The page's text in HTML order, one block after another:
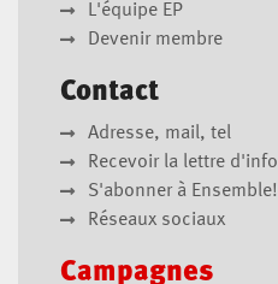
L'équipe EP
Devenir membre
Contact
Adresse, mail, tel
Recevoir la lettre d'info
S'abonner à Ensemble!
Réseaux sociaux
Campagnes